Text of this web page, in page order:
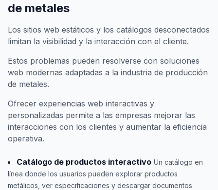
de metales
Los sitios web estáticos y los catálogos desconectados
limitan la visibilidad y la interacción con el cliente.
Estos problemas pueden resolverse con soluciones
web modernas adaptadas a la industria de producción
de metales.
Ofrecer experiencias web interactivas y
personalizadas permite a las empresas mejorar las
interacciones con los clientes y aumentar la eficiencia
operativa.
Catálogo de productos interactivo Un catálogo en
línea donde los usuarios pueden explorar productos
metálicos, ver especificaciones y descargar documentos